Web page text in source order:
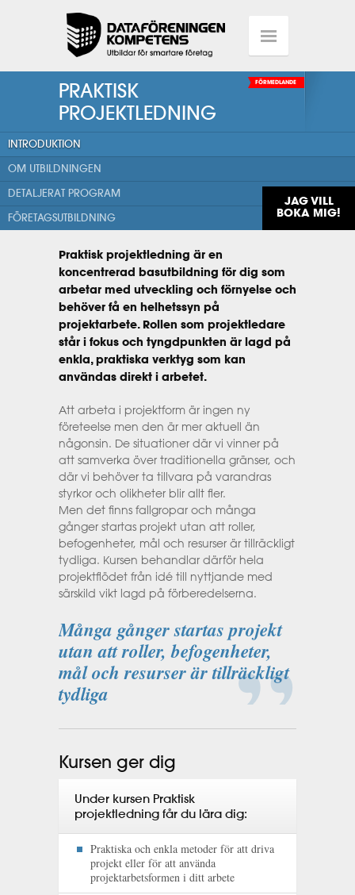
PRAKTISK
PROJEKTLEDNING
FÖRMEDLANDE
INTRODUKTION
OM UTBILDNINGEN
DETALJERAT PROGRAM
FÖRETAGSUTBILDNING
JAG VILL
BOKA MIG!
Praktisk projektledning är en
koncentrerad basutbildning för dig som
arbetar med utveckling och förnyelse och
behöver få en helhetssyn på
projektarbete. Rollen som projektledare
står i fokus och tyngdpunkten är lagd på
enkla, praktiska verktyg som kan
användas direkt i arbetet.
Att arbeta i projektform är ingen ny
företeelse men den är mer aktuell än
någonsin. De situationer där vi vinner på
att samverka över traditionella gränser, och
där vi behöver ta tillvara på varandras
styrkor och olikheter blir allt fler.
Men det finns fallgropar och många
gånger startas projekt utan att roller,
befogenheter, mål och resurser är tillräckligt
tydliga. Kursen behandlar därför hela
projektflödet från idé till nyttjande med
särskild vikt lagd på förberedelserna.
Många gånger startas projekt
utan att roller, befogenheter,
mål och resurser är tillräckligt
tydliga
Kursen ger dig
Under kursen Praktisk
projektledning får du lära dig:
Praktiska och enkla metoder för att driva
projekt eller för att använda
projektarbetsformen i ditt arbete